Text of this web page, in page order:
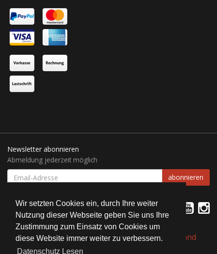
Wir setzten Cookies ein, durch Ihre weiter
Nutzung dieser Webseite geben Sie uns Ihre
Zustimmung zum Einsatz von Cookies um
diese Website immer weiter zu verbessern.
Datenschutz Lesen
Newsletter abonnieren
Abmeldung jederzeit möglich
EMAIL-
ADRESSE
abonnieren
*Alle Preise inkl. gesetzlicher USt., zzgl. Versand